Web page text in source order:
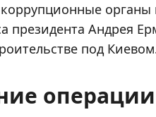
президента Андрея
под